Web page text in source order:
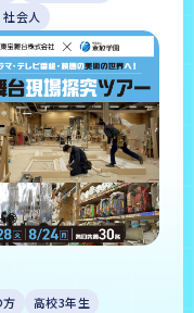
社会人
方
高校3年生